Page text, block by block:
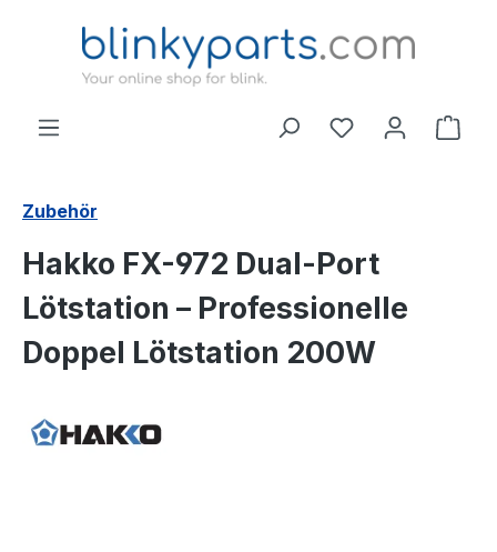
Zum Hauptinhalt springen
Zubehör
Hakko FX-972 Dual-Port
Lötstation – Professionelle
Doppel Lötstation 200W